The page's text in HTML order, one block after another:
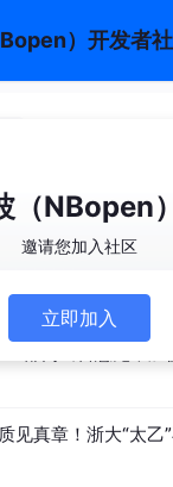
）开发者
500万奖金池！
仙气嘉嘉
源Agent智能体主题
见真章！浙大“太
邀请您加入社区
立即加入